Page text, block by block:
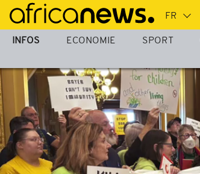
Passer
au
contenu
INFOS ECONOMIE SPORT